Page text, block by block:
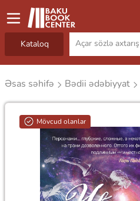
Kataloq
Əsas səhifə Bədii ədəbiyyat
Mövcud olanlar